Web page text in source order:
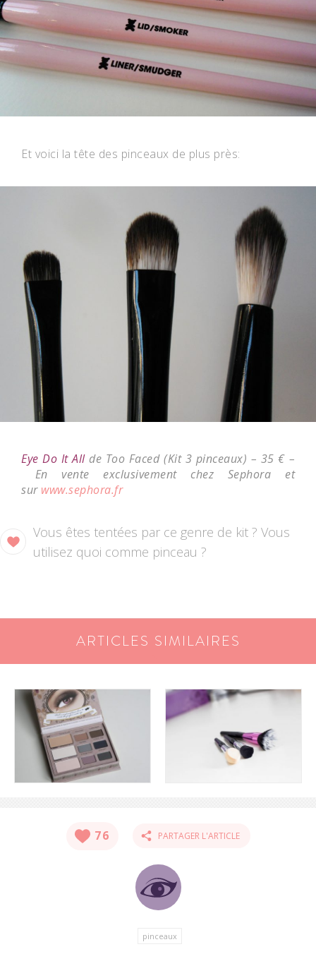
Et voici la tête des pinceaux de plus près:
Eye Do It Allde Too Faced(Kit 3 pinceaux) – 35 € –
En vente exclusivement chez Sephora et
surwww.sephora.fr
Vous êtes tentées par ce genre de kit ? Vous
utilisez quoi comme pinceau ?
ARTICLES SIMILAIRES
76 PARTAGER L'ARTICLE
pinceaux